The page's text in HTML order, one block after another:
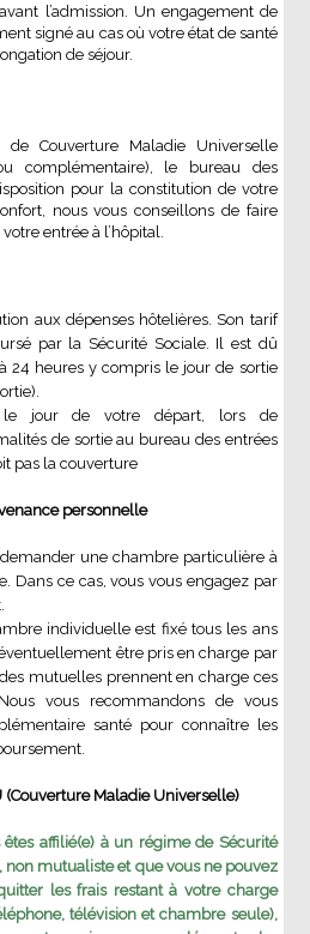
l’admission. Un engagement de
signé au cas où votre état de santé
de séjour.
Couverture Maladie Universelle
complémentaire), le bureau des
pour la constitution de votre
nous vous conseillons de faire
entrée à l’hôpital.
aux dépenses hôtelières. Son tarif
par la Sécurité Sociale. Il est dû
24 heures y compris le jour de sortie
jour de votre départ, lors de
de sortie au bureau des entrées
pas la couverture
personnelle
une chambre particulière à
Dans ce cas, vous vous engagez par
individuelle est fixé tous les ans
être pris en charge par
mutuelles prennent en charge ces
vous recommandons de vous
santé pour connaître les
(Couverture Maladie Universelle)
êtes affilié(e) à un régime de Sécurité
non mutualiste et que vous ne pouvez
les frais restant à votre charge
télévision et chambre seule),